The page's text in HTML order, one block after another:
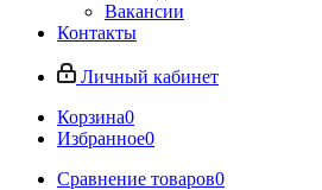
Вакансии
Контакты
Личный кабинет
Корзина0
Избранное0
Сравнение товаров0